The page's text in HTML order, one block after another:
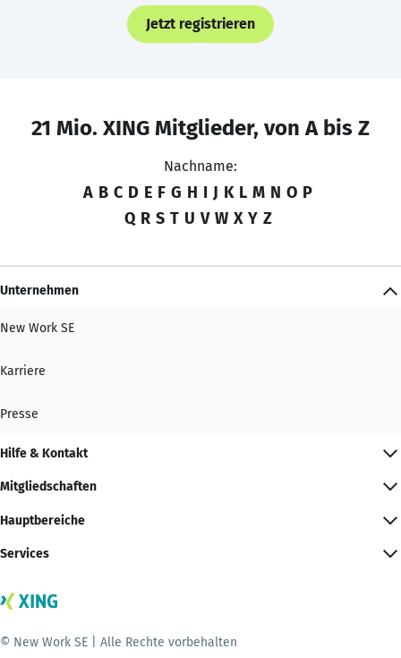
Jetzt registrieren
21 Mio. XING Mitglieder, von A bis Z
Nachname:
A B C D E F G H I J K L M N O P
Q R S T U V W X Y Z
Unternehmen
New Work SE
Karriere
Presse
Hilfe & Kontakt
Mitgliedschaften
Hauptbereiche
Services
© New Work SE | Alle Rechte vorbehalten